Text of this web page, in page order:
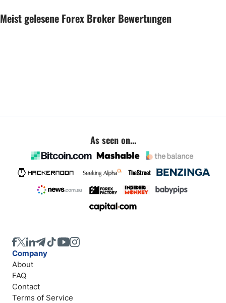
Meist gelesene Forex Broker Bewertungen
As seen on...
Company
About
FAQ
Contact
Terms of Service